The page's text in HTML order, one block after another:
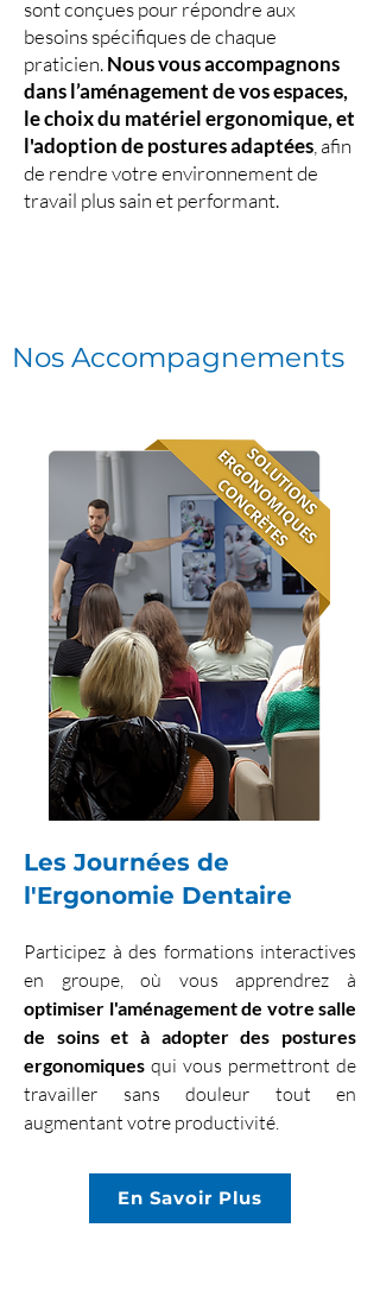
sont conçues pour répondre aux
besoins spécifiques de chaque
praticien.Nous vous accompagnons
dans l’aménagement de vos espaces,
le choix du matériel ergonomique, et
l'adoption de postures adaptées , afin
de rendre votre environnement de
travail plus sain et performant.
Nos Accompagnements
Les Journées de
l'Ergonomie Dentaire
Participez à des formations interactives
en groupe, où vous apprendrez à
optimiser l'aménagement de votre salle
de soins et à adopter des postures
ergonomiques qui vous permettront de
travailler sans douleur tout en
augmentant votre productivité.
En Savoir Plus